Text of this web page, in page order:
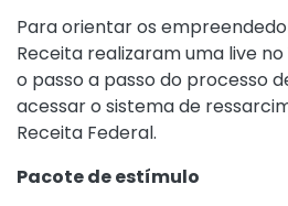
Para orientar os
Receita realizaram uma live
o passo a passo do processo
acessar o sistema de
Receita Federal.
Pacote de estímulo